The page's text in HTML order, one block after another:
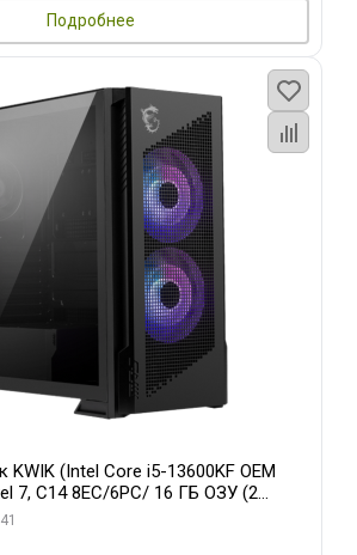
Подробнее
(Intel Core i5-13600KF OEM
7, C14 8EC/6PC/ 16 ГБ ОЗУ (2
GAMINGPRO OC 16GB GDDR7